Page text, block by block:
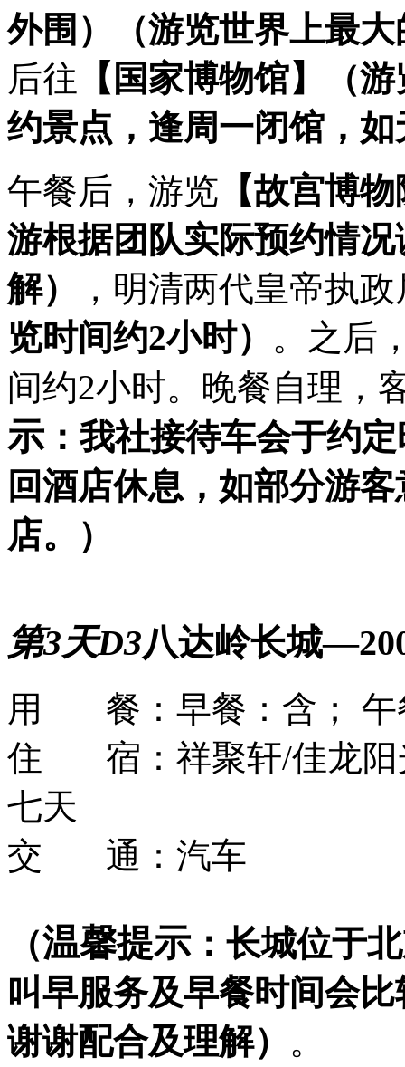
外围）
（游览世界上最
后往 【国家博物馆】
（
约景点，逢周一闭馆，
午餐后，游览 【故宫博
游根据团队实际预约情
解）
，明清两代皇帝执
览时间约2小时） 。之后
间约2小时。晚餐自理，
示：我社接待车会于约
回酒店休息，如部分游
店。）
第3天D3八达岭长城
用 餐： 早餐：含；
住 宿： 祥聚轩/佳龙
七天
交 通： 汽车
（温馨提示：长城位于
叫早服务及早餐时间会
谢谢配合及理解） 。